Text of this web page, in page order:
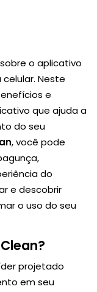
o aplicativo
Neste
e
que ajuda a
do seu
, você pode
do
e descobrir
o uso do seu
projetado
em seu